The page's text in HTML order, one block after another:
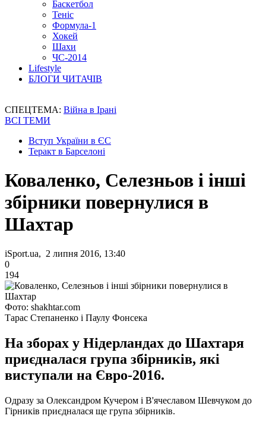
Баскетбол
Теніс
Формула-1
Хокей
Шахи
ЧС-2014
Lifestyle
БЛОГИ ЧИТАЧІВ
СПЕЦТЕМА: Війна в Ірані
ВСІ ТЕМИ
Вступ України в ЄС
Теракт в Барселоні
Коваленко, Селезньов і інші
збірники повернулися в
Шахтар
iSport.ua, 2 липня 2016, 13:40
0
194
Фото: shakhtar.com
Тарас Степаненко і Паулу Фонсека
На зборах у Нідерландах до Шахтаря
приєдналася група збірників, які
виступали на Євро-2016.
Одразу за Олександром Кучером і В'ячеславом Шевчуком до
Гірників приєдналася ще група збірників.